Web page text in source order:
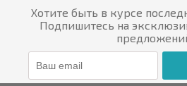
Хотите быть в курсе
Подпишитесь на